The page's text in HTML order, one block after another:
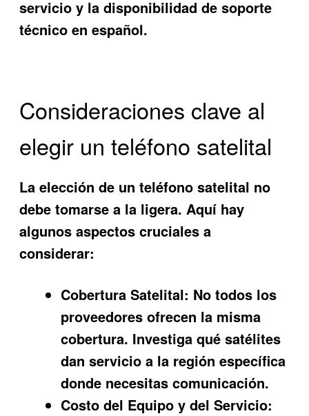
servicio y la disponibilidad de soporte
técnico en español.
Consideraciones clave al
elegir un teléfono satelital
La elección de un teléfono satelital no
debe tomarse a la ligera. Aquí hay
algunos aspectos cruciales a
considerar:
Cobertura Satelital: No todos los
proveedores ofrecen la misma
cobertura. Investiga qué satélites
dan servicio a la región específica
donde necesitas comunicación.
Costo del Equipo y del Servicio: